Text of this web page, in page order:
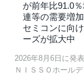
が前年比91.0
連等の需要増
セミコンに向
ーズが拡大中
2026年8月6日に発表
ＮＩＳＳＯホール